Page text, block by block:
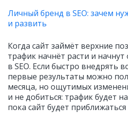
Личный бренд в SEO: зачем
и развить
Когда сайт займёт верхние
трафик начнёт расти и
в SEO. Если быстро внедрять
первые результаты можно
месяца, но ощутимых
и не добиться: трафик будет
пока сайт будет